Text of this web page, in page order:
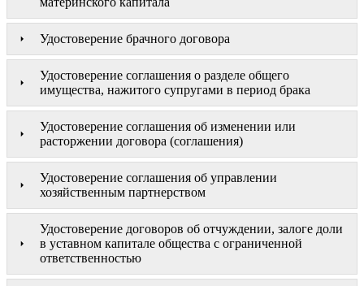
Удостоверение брачного договора
Удостоверение соглашения о разделе общего
имущества, нажитого супругами в период брака
Удостоверение соглашения об изменении или
расторжении договора (соглашения)
Удостоверение соглашения об управлении
хозяйственным партнерством
Удостоверение договоров об отчуждении, залоге доли
в уставном капитале общества с ограниченной
ответственностью